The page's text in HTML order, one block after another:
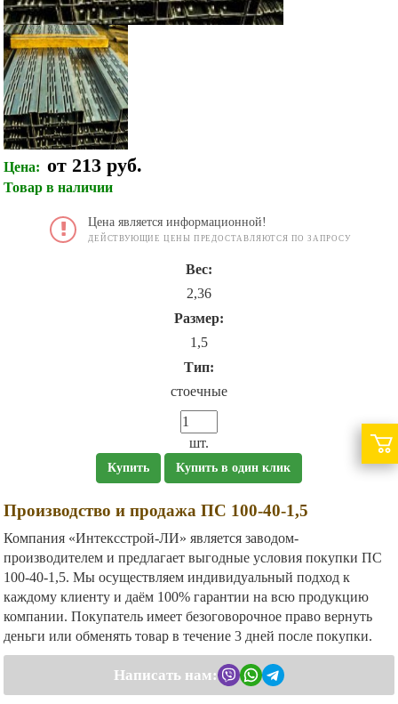
Цена: от 213 руб.
Товар в наличии
Цена является информационной!
ДЕЙСТВУЮЩИЕ ЦЕНЫ ПРЕДОСТАВЛЯЮТСЯ ПО ЗАПРОСУ
Вес:
2,36
Размер:
1,5
Тип:
стоечные
шт.
Купить Купить в один клик
Производство и продажа ПС 100-40-1,5
Компания «Интексстрой-ЛИ» является заводом-
производителем и предлагает выгодные условия покупки ПС
100-40-1,5. Мы осуществляем индивидуальный подход к
каждому клиенту и даём 100% гарантии на всю продукцию
компании. Покупатель имеет безоговорочное право вернуть
деньги или обменять товар в течение 3 дней после покупки.
Написать нам: